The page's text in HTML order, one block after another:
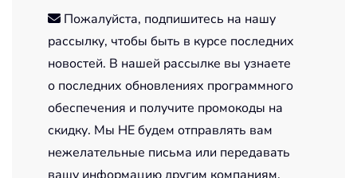
Пожалуйста, подпишитесь на нашу
рассылку, чтобы быть в курсе последних
новостей. В нашей рассылке вы узнаете
о последних обновлениях программного
обеспечения и получите промокоды на
скидку. Мы НЕ будем отправлять вам
нежелательные письма или передавать